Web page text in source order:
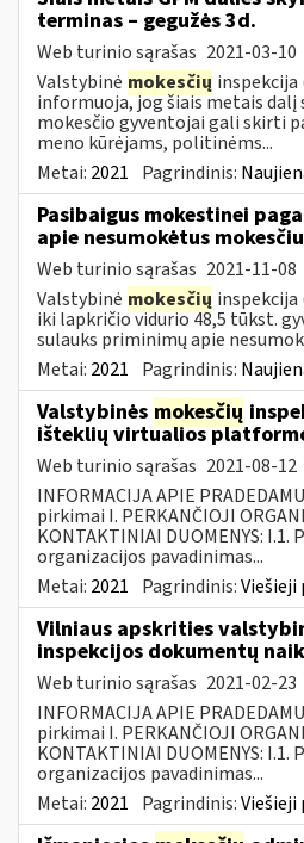
terminas – gegužės 3d.
Web turinio sąrašas 2021-03-10
Valstybinė mokesčių inspekcija
informuoja, jog šiais metais dalį
mokesčio gyventojai gali skirti
meno kūrėjams, politinėms...
Metai: 2021 Pagrindinis:
Pasibaigus mokestinei
apie nesumokėtus
Web turinio sąrašas 2021-11-08
Valstybinė mokesčių inspekcija
iki lapkričio vidurio 48,5 tūkst.
sulauks priminimų apie
Metai: 2021 Pagrindinis:
Valstybinės mokesčių
išteklių virtualios
Web turinio sąrašas 2021-08-12
INFORMACIJA APIE
pirkimai I. PERKANČIOJI
KONTAKTINIAI DUOMENYS: I.1.
organizacijos pavadinimas...
Metai: 2021 Pagrindinis:
Vilniaus apskrities
inspekcijos dokumentų
Web turinio sąrašas 2021-02-23
INFORMACIJA APIE
pirkimai I. PERKANČIOJI
KONTAKTINIAI DUOMENYS: I.1.
organizacijos pavadinimas...
Metai: 2021 Pagrindinis: